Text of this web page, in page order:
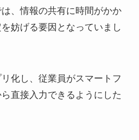
、情報の共有に時間がかか
妨げる要因となっていまし
化し、従業員がスマートフ
直接入力できるようにした